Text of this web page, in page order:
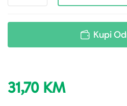
Kupi
31,70 KM